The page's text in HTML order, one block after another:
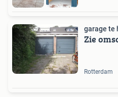
garage te
Zie
Rotterdam